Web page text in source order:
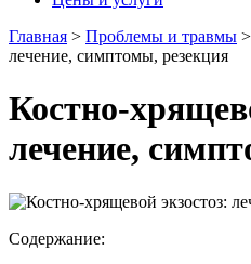
Главная > Проблемы и травмы >
лечение, симптомы, резекция
Костно-
лечение,
Содержание: